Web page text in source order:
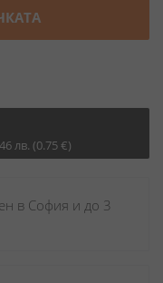
лв. (0.75 €)
в София и до 3